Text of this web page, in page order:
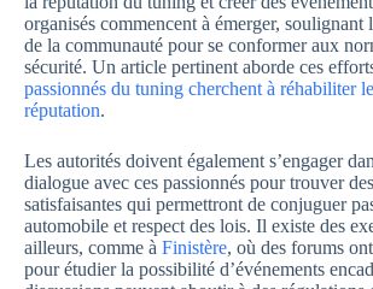
organisés commencent à émerger, soulignant
de la communauté pour se conformer aux
sécurité. Un article pertinent aborde ces
passionnés du tuning cherchent à réhabiliter
réputation.
Les autorités doivent également s’engager
dialogue avec ces passionnés pour trouver
satisfaisantes qui permettront de conjuguer
automobile et respect des lois. Il existe des
ailleurs, comme à Finistère, où des forums
pour étudier la possibilité d’événements